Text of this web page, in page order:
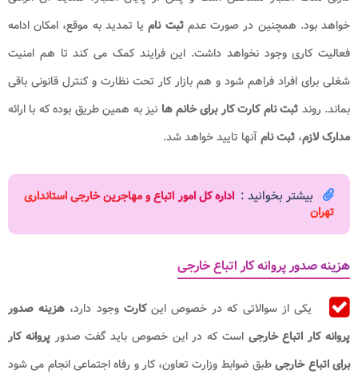
خواهد بود. همچنین در صورت عدمثبت نامیا تمدید به موقع، امکان ادامه
فعالیت کاری وجود نخواهد داشت. این فرایند کمک می کند تا هم امنیت
شغلی برای افراد فراهم شود و هم بازار کار تحت نظارت و کنترل قانونی باقی
بماند. روند ثبت نام کارت کار برای خانم ها نیز به همین طریق بوده که با ارائه
مدارک لازم، ثبت نامآنها تایید خواهد شد.
بیشتر بخوانید : اداره کل امور اتباع و مهاجرین خارجی استانداری
تهران
هزینه صدور پروانه کار اتباع خارجی
یکی از سوالاتی که در خصوص اینکارت وجود دارد، هزینه صدور
پروانه کار اتباع خارجی است که در این خصوص باید گفت صدورپروانه کار
برای اتباع خارجیطبق ضوابط وزارت تعاون، کار و رفاه اجتماعی انجام می شود